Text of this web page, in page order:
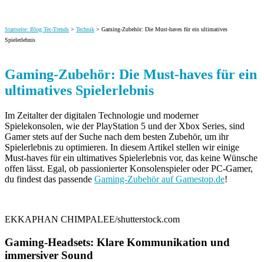
Startseite: Blog Tec-Trends > Technik > Gaming-Zubehör: Die Must-haves für ein ultimatives
Spielerlebnis
Gaming-Zubehör: Die Must-haves für ein
ultimatives Spielerlebnis
Im Zeitalter der digitalen Technologie und moderner
Spielekonsolen, wie der PlayStation 5 und der Xbox Series, sind
Gamer stets auf der Suche nach dem besten Zubehör, um ihr
Spielerlebnis zu optimieren. In diesem Artikel stellen wir einige
Must-haves für ein ultimatives Spielerlebnis vor, das keine Wünsche
offen lässt. Egal, ob passionierter Konsolenspieler oder PC-Gamer,
du findest das passende Gaming-Zubehör auf Gamestop.de!
EKKAPHAN CHIMPALEE/shutterstock.com
Gaming-Headsets: Klare Kommunikation und
immersiver Sound